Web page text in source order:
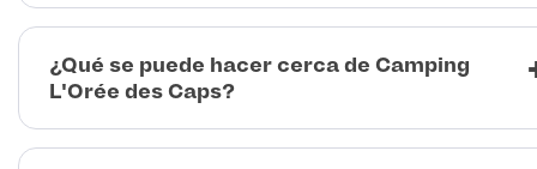
¿Qué se puede hacer cerca de Camping
L'Orée des Caps?